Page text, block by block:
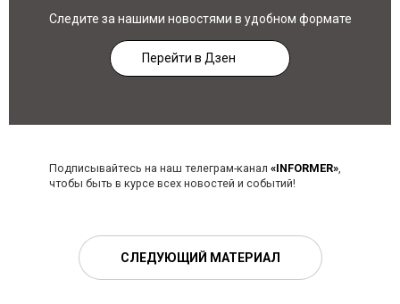
Следите за нашими новостями в удобном формате
Перейти в Дзен
Подписывайтесь на наш телеграм-канал «INFORMER»,
чтобы быть в курсе всех новостей и событий!
СЛЕДУЮЩИЙ МАТЕРИАЛ